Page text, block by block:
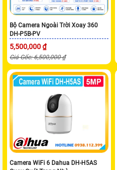
Bộ Camera Ngoài Trời Xoay 360
DH-P5B-PV
5,500,000 ₫
Giá Gốc: 6,500,000 ₫
Camera WiFi 6 Dahua DH-H5AS